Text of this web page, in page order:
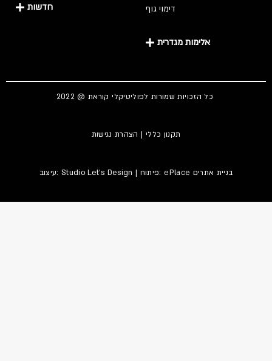
חדשות דימוי גוף
אלימות מגדרית
תקנון כללי | הצהרת נגישות
עיצוב: Studio Let’s Design | פיתוח: ePlace בניית אתרים